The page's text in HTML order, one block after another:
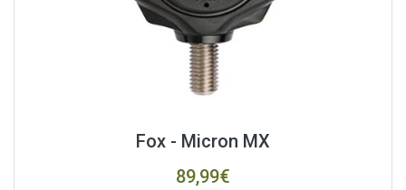
Fox - Micron MX
89,99€